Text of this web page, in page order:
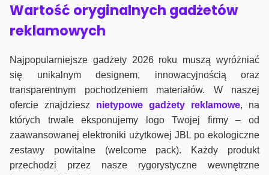
Wartość oryginalnych gadżetów
reklamowych
Najpopularniejsze gadżety 2026 roku muszą wyróżniać
się unikalnym designem, innowacyjnością oraz
transparentnym pochodzeniem materiałów. W naszej
ofercie znajdziesz nietypowe gadżety reklamowe, na
których trwale eksponujemy logo Twojej firmy – od
zaawansowanej elektroniki użytkowej JBL po ekologiczne
zestawy powitalne (welcome pack). Każdy produkt
przechodzi przez nasze rygorystyczne wewnętrzne